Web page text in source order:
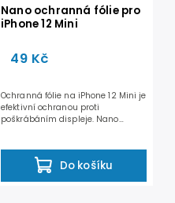
Nano ochranná fólie pro
iPhone 12 Mini
49 Kč
Do košíku
Ochranná fólie na iPhone 12 Mini je
efektivní ochranou proti
poškrábáním displeje. Nano